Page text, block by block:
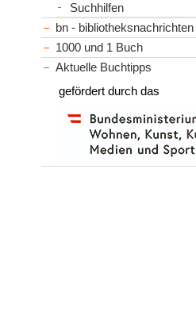
Suchhilfen
bn - bibliotheksnachrichten
1000 und 1 Buch
Aktuelle Buchtipps
gefördert durch das